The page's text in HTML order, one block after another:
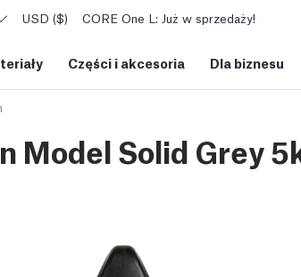
USD ($) CORE One L: Już w sprzedaży!
Części i akcesoria Dla biznesu
Model Solid Grey